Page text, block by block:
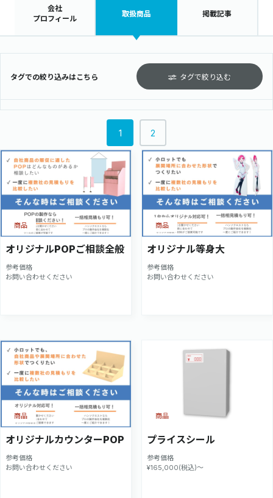
会社
プロフィール
取扱商品 掲載記事
タグでの絞り込みはこちら タグで絞り込む
1 2
オリジナルPOPご相談全般
参考価格
お問い合わせください
商品
オリジナル等身大
参考価格
お問い合わせください
商品
オリジナルカウンターPOP
参考価格
お問い合わせください
商品
プライスシール
参考価格
¥165,000(税込)～
商品